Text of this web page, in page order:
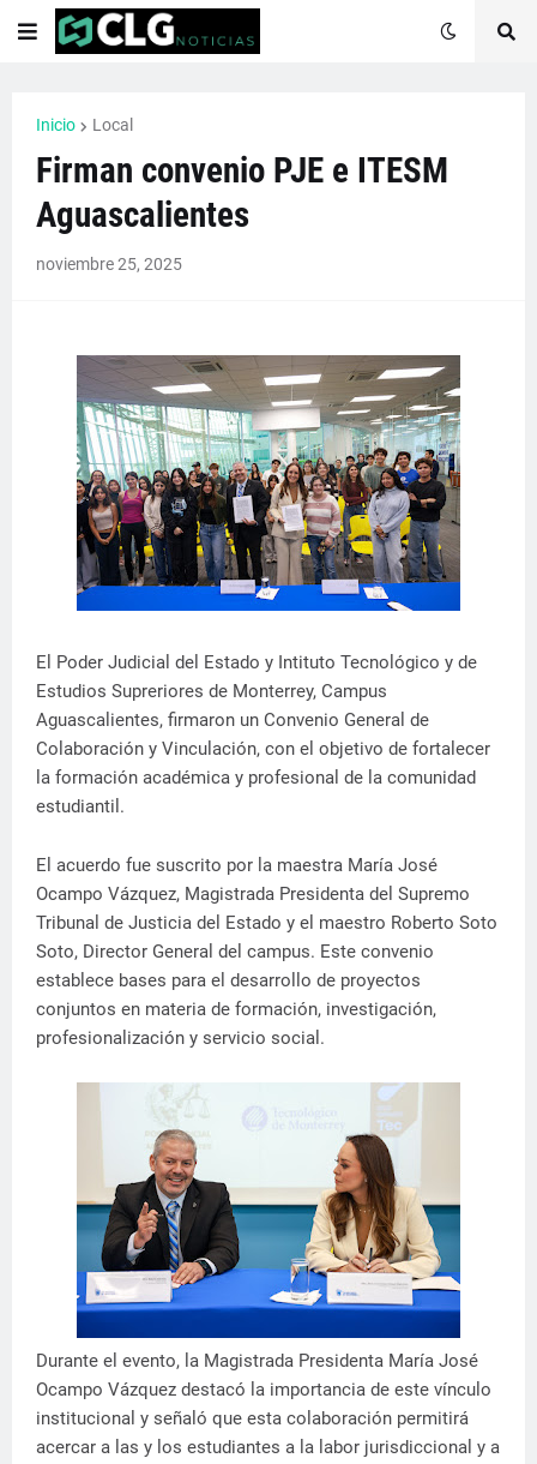
Inicio Local
Firman convenio PJE e ITESM
Aguascalientes
noviembre 25, 2025
El Poder Judicial del Estado y Intituto Tecnológico y de
Estudios Supreriores de Monterrey, Campus
Aguascalientes, firmaron un Convenio General de
Colaboración y Vinculación, con el objetivo de fortalecer
la formación académica y profesional de la comunidad
estudiantil.
El acuerdo fue suscrito por la maestra María José
Ocampo Vázquez, Magistrada Presidenta del Supremo
Tribunal de Justicia del Estado y el maestro Roberto Soto
Soto, Director General del campus. Este convenio
establece bases para el desarrollo de proyectos
conjuntos en materia de formación, investigación,
profesionalización y servicio social.
Durante el evento, la Magistrada Presidenta María José
Ocampo Vázquez destacó la importancia de este vínculo
institucional y señaló que esta colaboración permitirá
acercar a las y los estudiantes a la labor jurisdiccional y a